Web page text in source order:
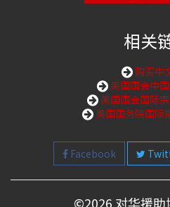
相关
购买中
美国国会中
美国国会国际
美国国务院国际
Facebook
©2026 对华援